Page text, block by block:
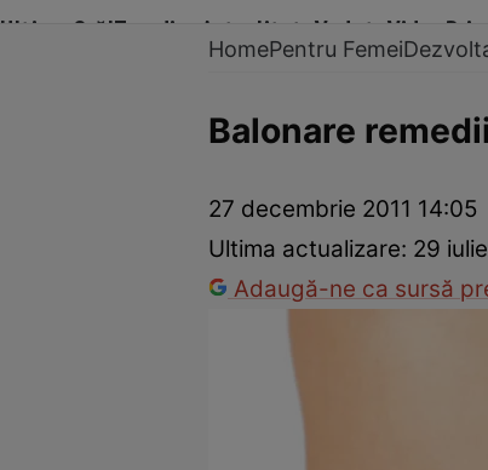
Ultima Oră!Trending Actualitate Vedete Video
Dezvoltare personalăÎngrijire personalăCasă și
HomePentru Femei
Balonare
27 decembrie 2011 14:05
Ultima actualizare: 29
Adaugă-ne ca sursă